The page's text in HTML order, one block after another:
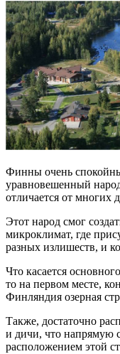
Финны очень
уравновешенный
отличается от многих
Этот народ смог
микроклимат, где
разных излишеств, и
Что касается
то на первом месте,
Финляндия озерная
Также, достаточно
и дичи, что напрямую
расположением этой